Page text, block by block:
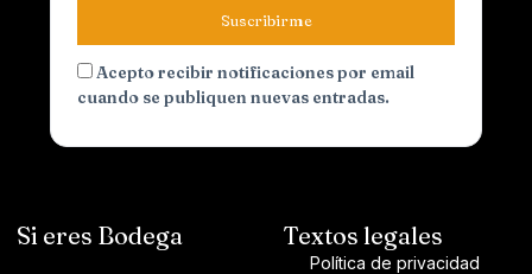
Suscribirme
Acepto recibir notificaciones por email
cuando se publiquen nuevas entradas.
Si eres Bodega Textos legales
Política de privacidad